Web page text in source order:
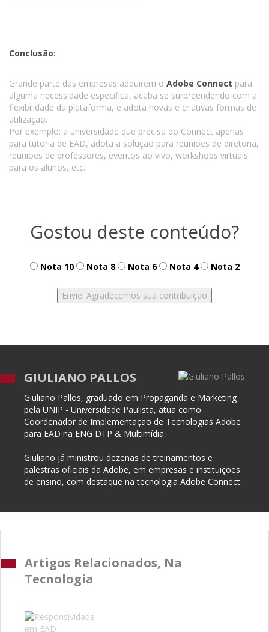
Conclusão:
Grande parte das empresas adquirem o Adobe Connect para
alguma necessidade específica, acaba se surpreendendo com a
flexibilidade da plataforma, e adota novas e criativas formas de
utilização.
Por exemplo: a universidade que precisa do Connect apenas
para tutoria de EAD, adota a solução para reuniões de diretoria,
reuniões de professores, eventos ao vivo, workshops virtuais
para os alunos, etc.
Gostou deste conteúdo?
Nota 10 Nota 8 Nota 6 Nota 4 Nota 2
GIULIANO PALLOS
Giuliano Pallos, graduado em Propaganda e Marketing
pela UNIP - Universidade Paulista, atua como
Coordenador de Implementação de Tecnologias Adobe
para EAD na ENG DTP & Multimídia.
Giuliano já ministrou dezenas de treinamentos e
palestras oficiais da Adobe, em empresas e instituições
de ensino, com destaque na tecnologia Adobe Connect.
Artigos Relacionados, Na
Tecnologia